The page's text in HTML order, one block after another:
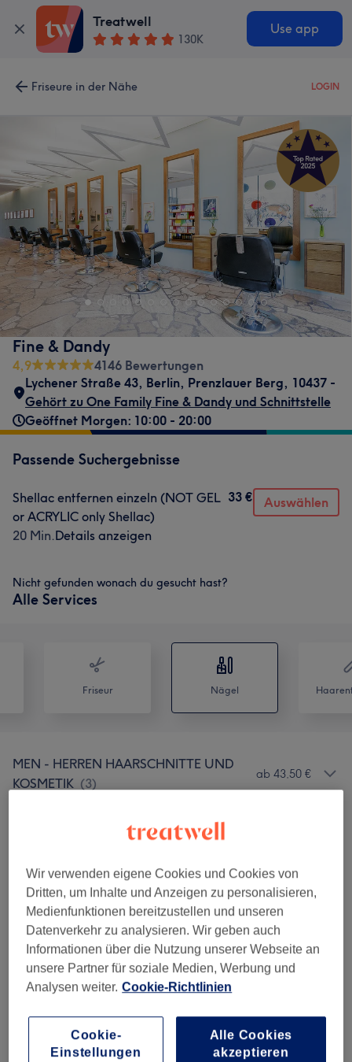
Treatwell
130K
Use app
Friseure in der Nähe LOGIN
Fine & Dandy
4,9
4146 Bewertungen
Lychener Straße 43, Berlin, Prenzlauer Berg, 10437 -
Gehört zu One Family Fine & Dandy und Schnittstelle
Geöffnet Morgen: 10:00 - 20:00
Passende Suchergebnisse
Shellac entfernen einzeln (NOT GEL
or ACRYLIC only Shellac)
20 Min.Details anzeigen
33 € Auswählen
Nicht gefunden wonach du gesucht hast?
Alle Services
Friseur Nägel
MEN - HERREN HAARSCHNITTE UND
KOSMETIK (3)
ab 43,50 €
MANIKÜREN & PEDIKÜREN
Salonbewertungen
4,9 4146 Bewertungen
Sauberkeit
Wir verwenden eigene Cookies und Cookies von
Dritten, um Inhalte und Anzeigen zu personalisieren,
Medienfunktionen bereitzustellen und unseren
Datenverkehr zu analysieren. Wir geben auch
Informationen über die Nutzung unserer Webseite an
unsere Partner für soziale Medien, Werbung und
Analysen weiter. Cookie-Richtlinien
Cookie-
Einstellungen
Alle Cookies
akzeptieren